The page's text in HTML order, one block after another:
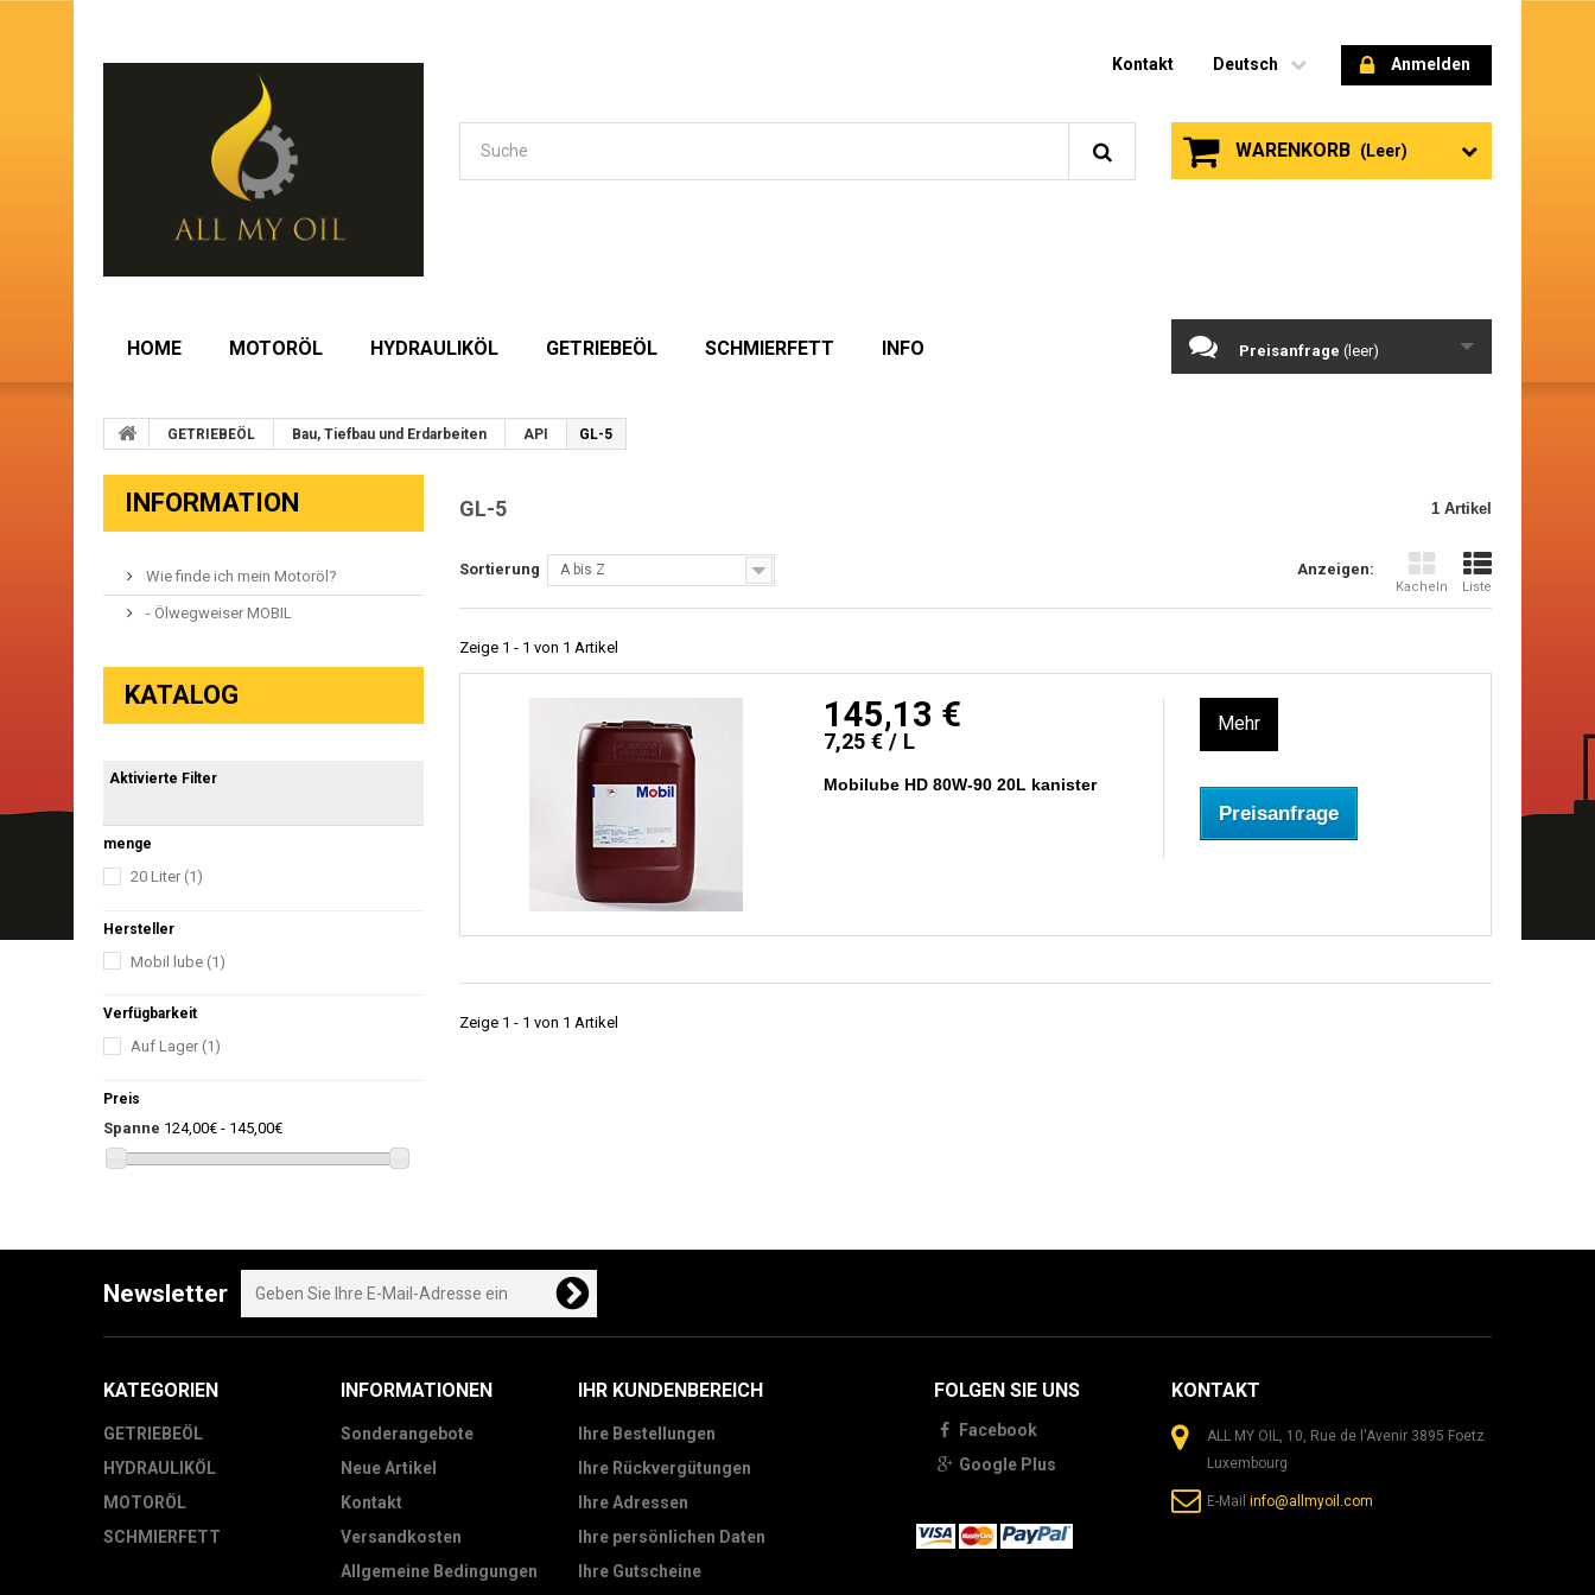
Anmelden
Deutsch
Kontakt
WARENKORB (Leer)
HOME MOTORÖL HYDRAULIKÖL GETRIEBEÖL SCHMIERFETT INFO Preisanfrage (leer)
GETRIEBEÖL Bau, Tiefbau und Erdarbeiten API GL-5
INFORMATION
Wie finde ich mein Motoröl?
- Ölwegweiser MOBIL
KATALOG
Aktivierte Filter
menge
20 Liter (1)
Hersteller
Mobil lube (1)
Verfügbarkeit
Auf Lager (1)
Preis
Spanne 124,00€ - 145,00€
GL-5 1 Artikel
Anzeigen:
Kacheln Liste
Sortierung A bis Z
Zeige 1 - 1 von 1 Artikel
145,13 €
7,25 € / L
Mobilube HD 80W-90 20L kanister
Mehr
Preisanfrage
Zeige 1 - 1 von 1 Artikel
Newsletter
KATEGORIEN
GETRIEBEÖL
HYDRAULIKÖL
MOTORÖL
SCHMIERFETT
INFORMATIONEN
Sonderangebote
Neue Artikel
Kontakt
Versandkosten
Allgemeine Bedingungen
IHR KUNDENBEREICH
Ihre Bestellungen
Ihre Rückvergütungen
Ihre Adressen
Ihre persönlichen Daten
Ihre Gutscheine
FOLGEN SIE UNS
Facebook
Google Plus
KONTAKT
ALL MY OIL, 10, Rue de l'Avenir 3895 Foetz
Luxembourg
E-Mail info@allmyoil.com